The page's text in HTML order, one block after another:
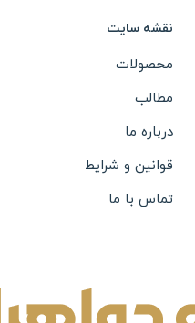
نقشه سایت
محصولات
مطالب
درباره ما
قوانین و شرایط
تماس با ما